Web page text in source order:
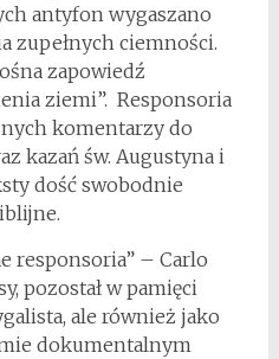
antyfon wygaszano
zupełnych ciemności.
zapowiedź
ziemi”. Responsoria
komentarzy do
kazań św. Augustyna i
dość swobodnie
responsoria” – Carlo
pozostał w pamięci
ale również jako
dokumentalnym